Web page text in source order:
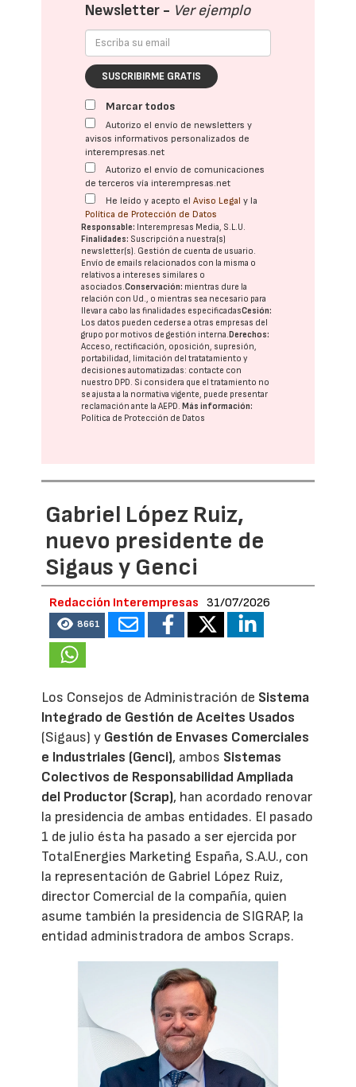
Newsletter - Ver ejemplo
SUSCRIBIRME GRATIS
Marcar todos
Autorizo el envío de newsletters y
avisos informativos personalizados de
interempresas.net
Autorizo el envío de comunicaciones
de terceros vía interempresas.net
He leído y acepto elAviso Legal y la
Política de Protección de Datos
Responsable: Interempresas Media, S.L.U.
Finalidades: Suscripción a nuestra(s)
newsletter(s). Gestión de cuenta de usuario.
Envío de emails relacionados con la misma o
relativos a intereses similares o
asociados.Conservación: mientras dure la
relación con Ud., o mientras sea necesario para
llevar a cabo las finalidades especificadasCesión:
Los datos pueden cederse a otras empresas del
grupo por motivos de gestión interna.Derechos:
Acceso, rectificación, oposición, supresión,
portabilidad, limitación del tratatamiento y
decisiones automatizadas: contacte con
nuestro DPD . Si considera que el tratamiento no
se ajusta a la normativa vigente, puede presentar
reclamación ante laAEPD .Más información:
Política de Protección de Datos
Gabriel López Ruiz,
nuevo presidente de
Sigaus y Genci
Redacción Interempresas 31/07/2026
8661
Los Consejos de Administración de Sistema
Integrado de Gestión de Aceites Usados
(Sigaus) y Gestión de Envases Comerciales
e Industriales (Genci), ambos Sistemas
Colectivos de Responsabilidad Ampliada
del Productor (Scrap), han acordado renovar
la presidencia de ambas entidades. El pasado
1 de julio ésta ha pasado a ser ejercida por
TotalEnergies Marketing España, S.A.U., con
la representación de Gabriel López Ruiz,
director Comercial de la compañía, quien
asume también la presidencia de SIGRAP, la
entidad administradora de ambos Scraps.